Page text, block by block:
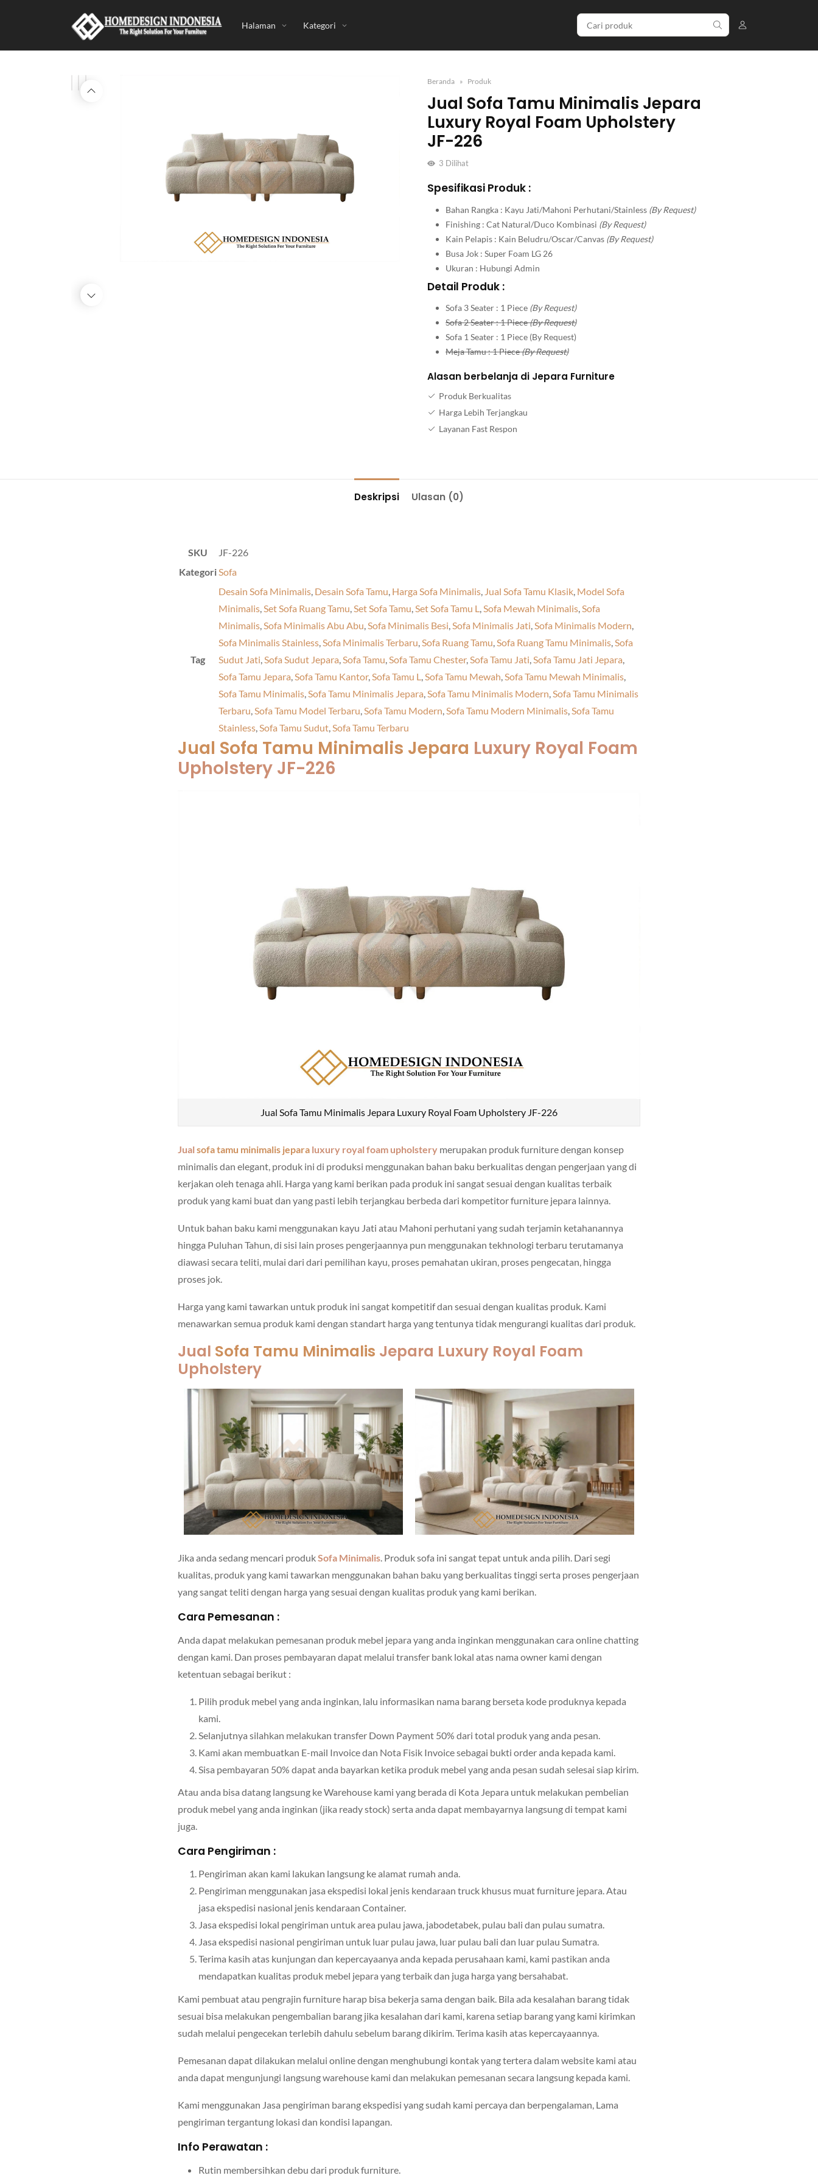
Halaman Kategori
Beranda Produk
Jual Sofa Tamu Minimalis Jepara
Luxury Royal Foam Upholstery
JF-226
3 Dilihat
Spesifikasi Produk :
Bahan Rangka : Kayu Jati/Mahoni Perhutani/Stainless (By Request)
Finishing : Cat Natural/Duco Kombinasi (By Request)
Kain Pelapis : Kain Beludru/Oscar/Canvas (By Request)
Busa Jok : Super Foam LG 26
Ukuran : Hubungi Admin
Detail Produk :
Sofa 3 Seater : 1 Piece (By Request)
Sofa 2 Seater : 1 Piece(By Request)
Sofa 1 Seater : 1 Piece (By Request)
Meja Tamu : 1 Piece(By Request)
Alasan berbelanja di Jepara Furniture
Produk Berkualitas
Harga Lebih Terjangkau
Layanan Fast Respon
Deskripsi Ulasan (0)
SKU
JF-226
KategoriSofa
Tag
Desain Sofa Minimalis, Desain Sofa Tamu, Harga Sofa Minimalis, Jual Sofa Tamu Klasik, Model Sofa
Minimalis,Set Sofa Ruang Tamu,Set Sofa Tamu,Set Sofa Tamu L,Sofa Mewah Minimalis,Sofa
Minimalis,Sofa Minimalis Abu Abu,Sofa Minimalis Besi,Sofa Minimalis Jati,Sofa Minimalis Modern,
Sofa Minimalis Stainless,Sofa Minimalis Terbaru,Sofa Ruang Tamu,Sofa Ruang Tamu Minimalis,Sofa
Sudut Jati,Sofa Sudut Jepara,Sofa Tamu,Sofa Tamu Chester,Sofa Tamu Jati,Sofa Tamu Jati Jepara,
Sofa Tamu Jepara,Sofa Tamu Kantor,Sofa Tamu L,Sofa Tamu Mewah,Sofa Tamu Mewah Minimalis,
Sofa Tamu Minimalis,Sofa Tamu Minimalis Jepara,Sofa Tamu Minimalis Modern,Sofa Tamu Minimalis
Terbaru,Sofa Tamu Model Terbaru,Sofa Tamu Modern,Sofa Tamu Modern Minimalis,Sofa Tamu
Stainless,Sofa Tamu Sudut,Sofa Tamu Terbaru
Jual Sofa Tamu Minimalis Jepara Luxury Royal Foam
Upholstery JF-226
Jual Sofa Tamu Minimalis Jepara Luxury Royal Foam Upholstery JF-226
Jual sofa tamu minimalis jepara luxury royal foam upholstery merupakan produk furniture dengan konsep
minimalis dan elegant, produk ini di produksi menggunakan bahan baku berkualitas dengan pengerjaan yang di
kerjakan oleh tenaga ahli. Harga yang kami berikan pada produk ini sangat sesuai dengan kualitas terbaik
produk yang kami buat dan yang pasti lebih terjangkau berbeda dari kompetitor furniture jepara lainnya.
Untuk bahan baku kami menggunakan kayu Jati atau Mahoni perhutani yang sudah terjamin ketahanannya
hingga Puluhan Tahun, di sisi lain proses pengerjaannya pun menggunakan tekhnologi terbaru terutamanya
diawasi secara teliti, mulai dari dari pemilihan kayu, proses pemahatan ukiran, proses pengecatan, hingga
proses jok.
Harga yang kami tawarkan untuk produk ini sangat kompetitif dan sesuai dengan kualitas produk. Kami
menawarkan semua produk kami dengan standart harga yang tentunya tidak mengurangi kualitas dari produk.
Jual Sofa Tamu Minimalis Jepara Luxury Royal Foam
Upholstery
Jika anda sedang mencari produkSofa Minimalis. Produk sofa ini sangat tepat untuk anda pilih. Dari segi
kualitas, produk yang kami tawarkan menggunakan bahan baku yang berkualitas tinggi serta proses pengerjaan
yang sangat teliti dengan harga yang sesuai dengan kualitas produk yang kami berikan.
Cara Pemesanan :
Anda dapat melakukan pemesanan produk mebel jepara yang anda inginkan menggunakan cara online chatting
dengan kami. Dan proses pembayaran dapat melalui transfer bank lokal atas nama owner kami dengan
ketentuan sebagai berikut :
Pilih produk mebel yang anda inginkan, lalu informasikan nama barang berseta kode produknya kepada
kami.
Selanjutnya silahkan melakukan transfer Down Payment 50% dari total produk yang anda pesan.
Kami akan membuatkan E-mail Invoice dan Nota Fisik Invoice sebagai bukti order anda kepada kami.
Sisa pembayaran 50% dapat anda bayarkan ketika produk mebel yang anda pesan sudah selesai siap kirim.
Atau anda bisa datang langsung ke Warehouse kami yang berada di Kota Jepara untuk melakukan pembelian
produk mebel yang anda inginkan (jika ready stock) serta anda dapat membayarnya langsung di tempat kami
juga.
Cara Pengiriman :
Pengiriman akan kami lakukan langsung ke alamat rumah anda.
Pengiriman menggunakan jasa ekspedisi lokal jenis kendaraan truck khusus muat furniture jepara. Atau
jasa ekspedisi nasional jenis kendaraan Container.
Jasa ekspedisi lokal pengiriman untuk area pulau jawa, jabodetabek, pulau bali dan pulau sumatra.
Jasa ekspedisi nasional pengiriman untuk luar pulau jawa, luar pulau bali dan luar pulau Sumatra.
Terima kasih atas kunjungan dan kepercayaanya anda kepada perusahaan kami, kami pastikan anda
mendapatkan kualitas produk mebel jepara yang terbaik dan juga harga yang bersahabat.
Kami pembuat atau pengrajin furniture harap bisa bekerja sama dengan baik. Bila ada kesalahan barang tidak
sesuai bisa melakukan pengembalian barang jika kesalahan dari kami, karena setiap barang yang kami kirimkan
sudah melalui pengecekan terlebih dahulu sebelum barang dikirim. Terima kasih atas kepercayaannya.
Pemesanan dapat dilakukan melalui online dengan menghubungi kontak yang tertera dalam website kami atau
anda dapat mengunjungi langsung warehouse kami dan melakukan pemesanan secara langsung kepada kami.
Kami menggunakan Jasa pengiriman barang ekspedisi yang sudah kami percaya dan berpengalaman, Lama
pengiriman tergantung lokasi dan kondisi lapangan.
Info Perawatan :
Rutin membersihkan debu dari produk furniture.